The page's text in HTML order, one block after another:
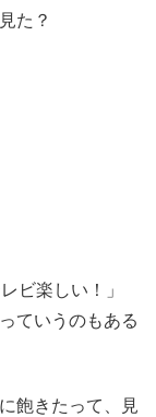
た？
ビ楽しい！」
ていうのもある
飽きたって、見